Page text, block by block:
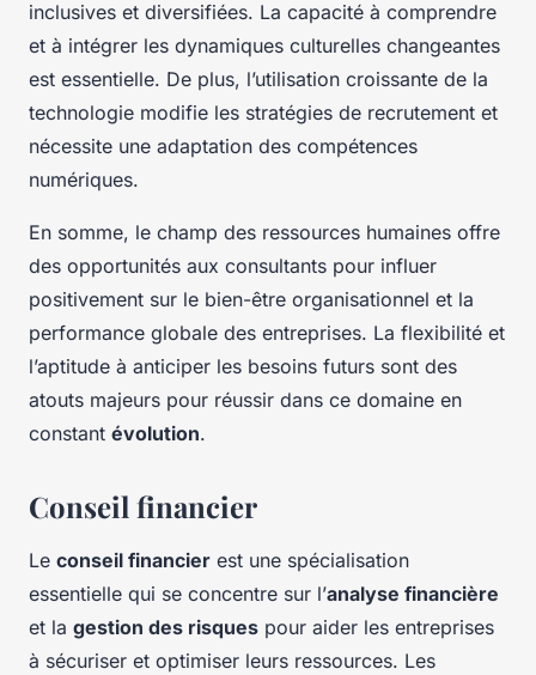
inclusives et diversifiées. La capacité à comprendre
et à intégrer les dynamiques culturelles changeantes
est essentielle. De plus, l’utilisation croissante de la
technologie modifie les stratégies de recrutement et
nécessite une adaptation des compétences
numériques.
En somme, le champ des ressources humaines offre
des opportunités aux consultants pour influer
positivement sur le bien-être organisationnel et la
performance globale des entreprises. La flexibilité et
l’aptitude à anticiper les besoins futurs sont des
atouts majeurs pour réussir dans ce domaine en
constant évolution.
Conseil financier
Le conseil financier est une spécialisation
essentielle qui se concentre sur l’analyse financière
et la gestion des risques pour aider les entreprises
à sécuriser et optimiser leurs ressources. Les